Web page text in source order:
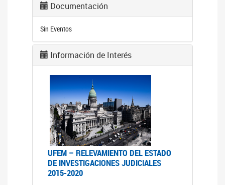
Documentación
Sin Eventos
Información de Interés
UFEM – RELEVAMIENTO DEL ESTADO
DE INVESTIGACIONES JUDICIALES
2015-2020